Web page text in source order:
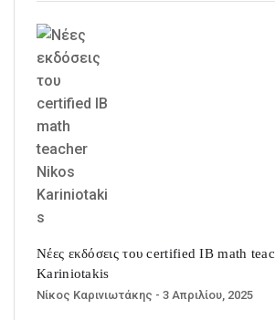
Νέες εκδόσεις του certified IB math
Kariniotakis
Νίκος Καρινιωτάκης - 3 Απριλίου, 2025